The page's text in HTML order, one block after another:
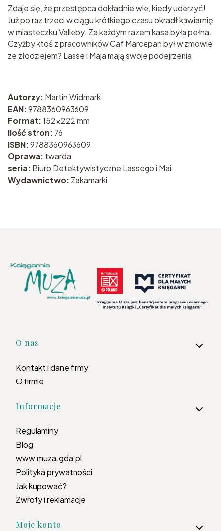
Zdaje się, że przestępca dokładnie wie, kiedy uderzyć!
Już po raz trzeci w ciągu krótkiego czasu okradł kawiarnię
w miasteczku Valleby. Za każdym razem kasa była pełna.
Czyżby ktoś z pracowników Caf Marcepan był w zmowie
ze złodziejem? Lasse i Maja mają swoje podejrzenia
Autorzy: Martin Widmark
EAN:9788360963609
Format:152x222 mm
Ilość stron: 76
ISBN:9788360963609
Oprawa: twarda
seria: Biuro Detektywistyczne Lassego i Mai
Wydawnictwo: Zakamarki
Linki w stopce
O nas
Kontakt i dane firmy
O firmie
Informacje
Regulaminy
Blog
www.muza.gda.pl
Polityka prywatności
Jak kupować?
Zwroty i reklamacje
Moje konto